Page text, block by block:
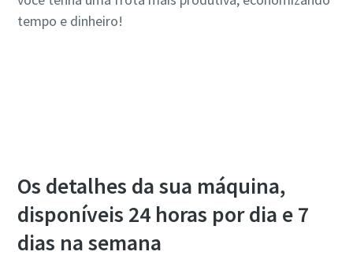
tempo e dinheiro!
Os detalhes da sua máquina,
disponíveis 24 horas por dia e 7
dias na semana